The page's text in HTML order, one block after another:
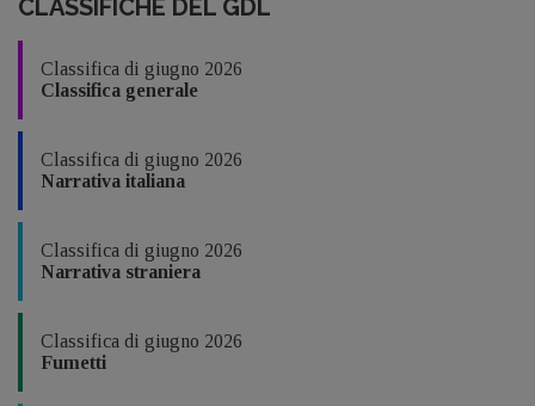
CLASSIFICHE DEL GDL
Classifica di giugno 2026
Classifica generale
Classifica di giugno 2026
Narrativa italiana
Classifica di giugno 2026
Narrativa straniera
Classifica di giugno 2026
Fumetti